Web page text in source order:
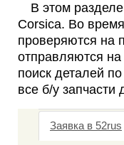
В этом
Corsica. Во
проверяются на
отправляются
поиск деталей
все б/у
Заявка в 52rus